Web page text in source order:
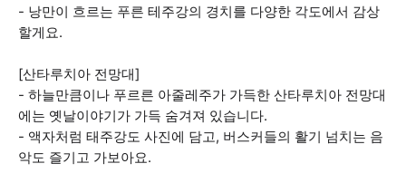
- 낭만이 흐르는 푸른 테주강의 경치를 다양한 각도에서 감상
할게요.
[산타루치아 전망대]
- 하늘만큼이나 푸르른 아줄레주가 가득한 산타루치아 전망대
에는 옛날이야기가 가득 숨겨져 있습니다.
- 액자처럼 태주강도 사진에 담고, 버스커들의 활기 넘치는 음
악도 즐기고 가보아요.